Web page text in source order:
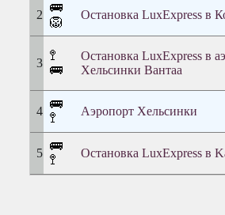
🚌
🦁
Остановка LuxExpress в
🚏
🚌
Остановка LuxExpress в
Хельсинки Вантаа
🚌
🚏
Аэропорт Хельсинки
🚌
🚏
Остановка LuxExpress в